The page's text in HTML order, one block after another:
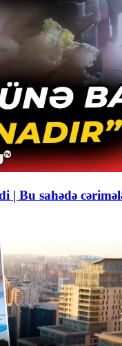
| Bu sahədə